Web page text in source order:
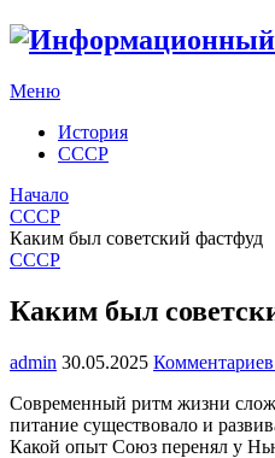
Меню
История
СССР
Начало
СССР
Каким был советский фастфуд
СССР
Каким был
admin 30.05.2025
Современный ритм жизни
питание существовало и
Какой опыт Союз перенял у